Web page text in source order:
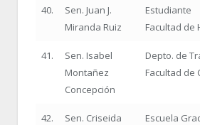
40.
Sen. Juan J.
Miranda Ruiz
Estudiante
Facultad de
41.
Sen. Isabel
Montañez
Concepción
Depto. de
Facultad de
42.
Sen. Criseida
Escuela